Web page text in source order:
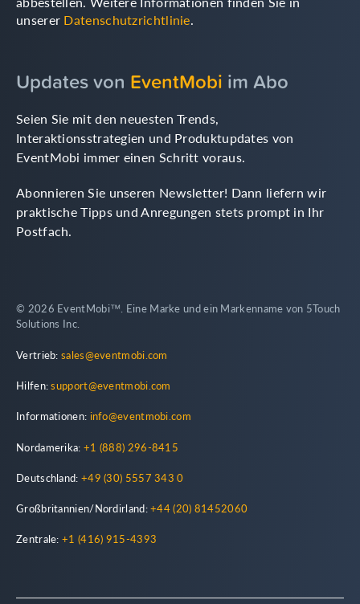
unserer Datenschutzrichtlinie.
Updates von EventMobi im Abo
Seien Sie mit den neuesten Trends,
Interaktionsstrategien und Produktupdates von
EventMobi immer einen Schritt voraus.
Abonnieren Sie unseren Newsletter! Dann liefern wir
praktische Tipps und Anregungen stets prompt in Ihr
Postfach.
© 2026 EventMobi™. Eine Marke und ein Markenname von 5Touch
Solutions Inc.
Vertrieb: sales@eventmobi.com
Hilfen:support@eventmobi.com
Informationen: info@eventmobi.com
Nordamerika: +1 (888) 296-8415
Deutschland: +49 (30) 5557 343 0
Großbritannien/Nordirland:+44 (20) 81452060
Zentrale: +1 (416) 915-4393